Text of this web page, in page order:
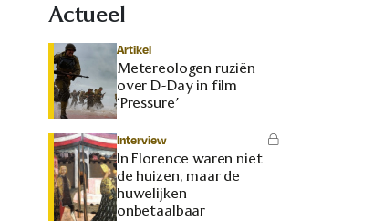
Actueel
Artikel
Metereologen ruziën
over D-Day in film
‘Pressure’
Interview
In Florence waren niet
de huizen, maar de
huwelijken
onbetaalbaar